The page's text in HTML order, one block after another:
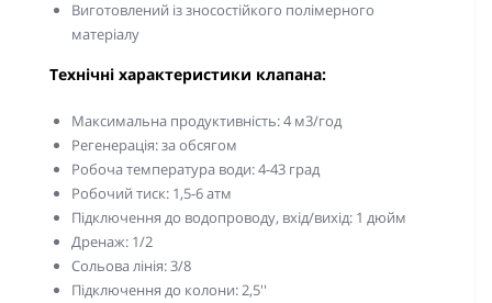
Виготовлений із зносостійкого полімерного
матеріалу
Технічні характеристики клапана:
Максимальна продуктивність: 4 м3/год
Регенерація: за обсягом
Робоча температура води: 4-43 град
Робочий тиск: 1,5-6 атм
Підключення до водопроводу, вхід/вихід: 1 дюйм
Дренаж: 1/2
Сольова лінія: 3/8
Підключення до колони: 2,5''